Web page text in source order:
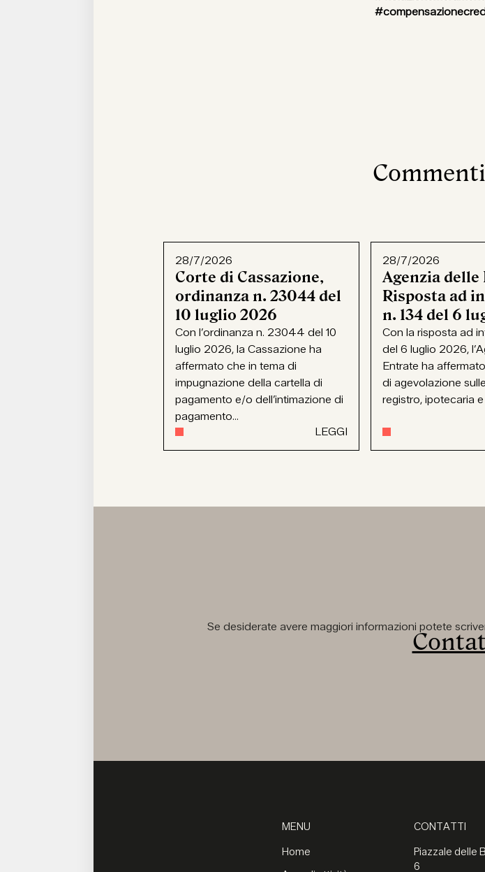
28/7/2026
Corte di Cassazione,
ordinanza n. 23044 del
10 luglio 2026
Con l’ordinanza n. 23044 del 10
luglio 2026, la Cassazione ha
affermato che in tema di
impugnazione della cartella di
pagamento e/o dell’intimazione di
pagamento...
LEGGI
28/7/2026
Agenzia delle
Risposta ad
n. 134 del 6
Con la risposta ad
del 6 luglio 2026,
Entrate ha
di agevolazione
registro, ipotecaria
Se desiderate avere maggiori informazioni potete
MENU
Home
CONTATTI
Piazzale delle
6